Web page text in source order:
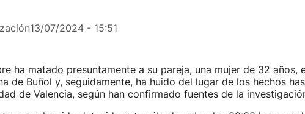
13/07/2024 - 15:51
ha matado presuntamente a su pareja, una mujer de 32 años,
de Buñol y, seguidamente, ha huido del lugar de los hechos
de Valencia, según han confirmado fuentes de la